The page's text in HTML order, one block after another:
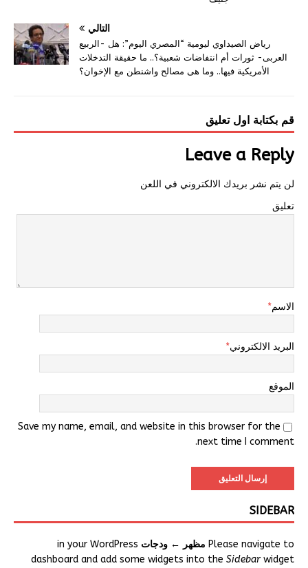
التالي
رياض الصيداوي ليومية “المصري اليوم”: هل -الربيع
العربى- ثورات أم انتفاضات شعبية؟.. ما حقيقة التدخلات
الأمريكية فيها.. وما هى مصالح واشنطن مع الإخوان؟
قم بكتابة اول تعليق
Leave a Reply
لن يتم نشر بريدك الالكتروني في اللعن
تعليق
الاسم*
البريد الالكتروني*
الموقع
Save my name, email, and website in this browser for the
next time I comment.
SIDEBAR
Please navigate to مظهر ← ودجات in your WordPress
dashboard and add some widgets into the Sidebar widget